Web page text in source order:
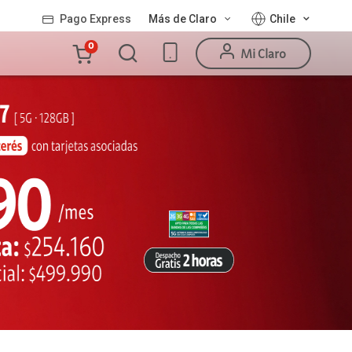
Pago Express Más de Claro Chile
Mi Claro
Carro
la
0